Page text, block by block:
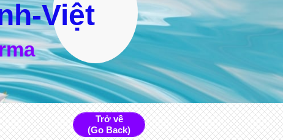
Việt
Trở về
(Go Back)